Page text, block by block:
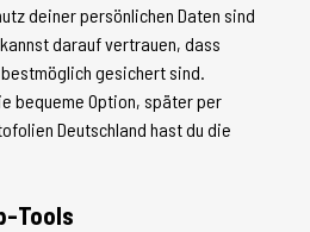
deiner persönlichen Daten sind
darauf vertrauen, dass
gesichert sind.
bequeme Option, später per
Deutschland hast du die
Tools